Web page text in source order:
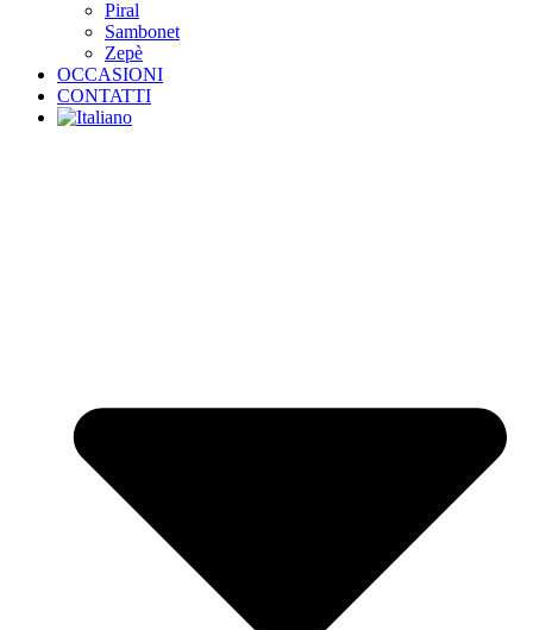
Piral
Sambonet
Zepè
OCCASIONI
CONTATTI